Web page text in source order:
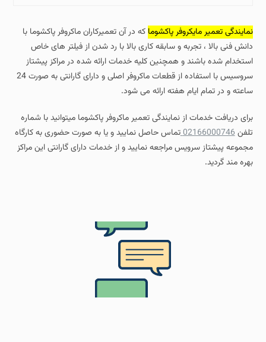
نمایندگی تعمیر مایکروفر پاکشوما که در آن تعمیرکاران ماکروفر پاکشوما با
دانش فنی بالا ، تجربه و سابقه کاری بالا با رد شدن از فیلتر های خاص
استخدام شده باشند و همچنین کلیه خدمات ارائه شده در مراکز پیشتاز
سروسیس با استفاده از قطعات ماکروفر اصلی و دارای گارانتی به صورت 24
ساعته و در تمام ایام هفته ارائه می شود.
برای دریافت خدمات از نمایندگی تعمیر ماکروفر پاکشوما میتوانید با شماره
تلفن02166000746تماس حاصل نمایید و یا به صورت حضوری به کارگاه
مجموعه پیشتاز سرویس مراجعه نمایید و از خدمات دارای گارانتی این مراکز
بهره مند گردید.